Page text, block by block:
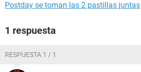
Postday se toman las 2 pastillas juntas
1 respuesta
RESPUESTA 1 / 1